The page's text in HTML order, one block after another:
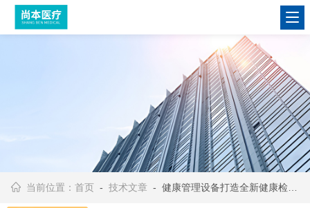
当前位置：首页 -技术文章 - 健康管理设备打造全新健康检测服务